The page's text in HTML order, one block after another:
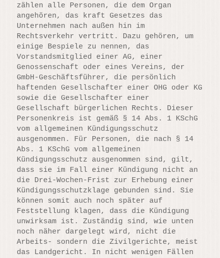
zählen alle Personen, die dem Organ
angehören, das kraft Gesetzes das
Unternehmen nach außen hin im
Rechtsverkehr vertritt. Dazu gehören, um
einige Bespiele zu nennen, das
Vorstandsmitglied einer AG, einer
Genossenschaft oder eines Vereins, der
GmbH-Geschäftsführer, die persönlich
haftenden Gesellschafter einer OHG oder KG
sowie die Gesellschafter einer
Gesellschaft bürgerlichen Rechts. Dieser
Personenkreis ist gemäß § 14 Abs. 1 KSchG
vom allgemeinen Kündigungsschutz
ausgenommen. Für Personen, die nach § 14
Abs. 1 KSchG vom allgemeinen
Kündigungsschutz ausgenommen sind, gilt,
dass sie im Fall einer Kündigung nicht an
die Drei-Wochen-Frist zur Erhebung einer
Kündigungsschutzklage gebunden sind. Sie
können somit auch noch später auf
Feststellung klagen, dass die Kündigung
unwirksam ist. Zuständig sind, wie unten
noch näher dargelegt wird, nicht die
Arbeits- sondern die Zivilgerichte, meist
das Landgericht. In nicht wenigen Fällen